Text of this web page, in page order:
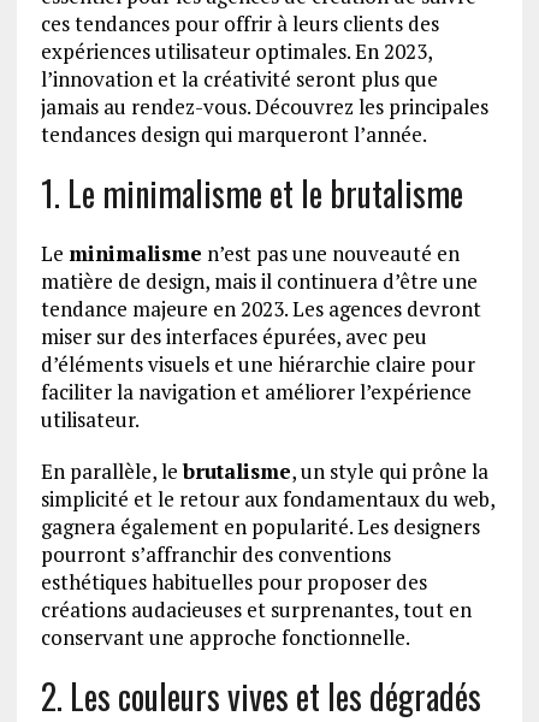
ces tendances pour offrir à leurs clients des
expériences utilisateur optimales. En 2023,
l’innovation et la créativité seront plus que
jamais au rendez-vous. Découvrez les principales
tendances design qui marqueront l’année.
1. Le minimalisme et le brutalisme
Le minimalisme n’est pas une nouveauté en
matière de design, mais il continuera d’être une
tendance majeure en 2023. Les agences devront
miser sur des interfaces épurées, avec peu
d’éléments visuels et une hiérarchie claire pour
faciliter la navigation et améliorer l’expérience
utilisateur.
En parallèle, lebrutalisme, un style qui prône la
simplicité et le retour aux fondamentaux du web,
gagnera également en popularité. Les designers
pourront s’affranchir des conventions
esthétiques habituelles pour proposer des
créations audacieuses et surprenantes, tout en
conservant une approche fonctionnelle.
2. Les couleurs vives et les dégradés